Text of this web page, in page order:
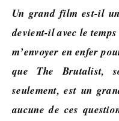
Un grand film est-il
devient-il avec le
m’envoyer en enfer
que The Brutalist,
seulement, est un
aucune de ces